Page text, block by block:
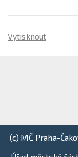
Vytisknout
(c) MČ Praha-